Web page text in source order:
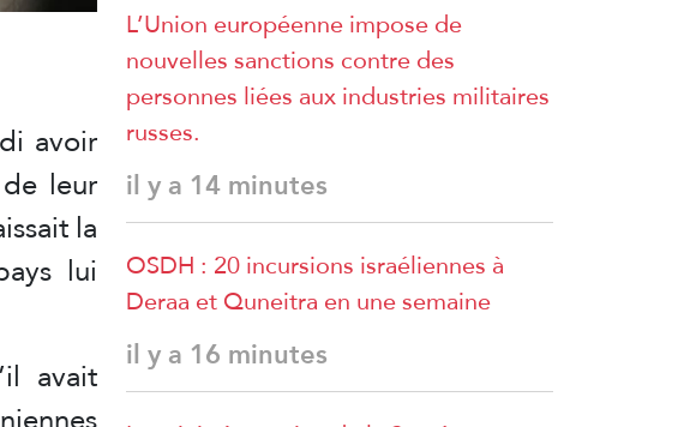
avoir
leur
la
lui
avait
L’Union européenne impose de
nouvelles sanctions contre des
personnes liées aux industries militaires
russes.
il y a 14 minutes
OSDH : 20 incursions israéliennes à
Deraa et Quneitra en une semaine
il y a 16 minutes